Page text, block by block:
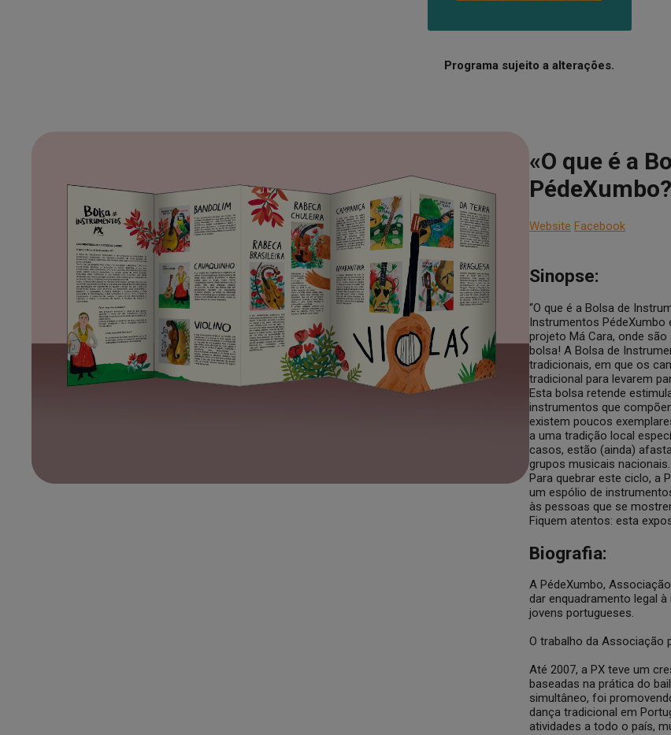
Programa sujeito a alterações.
«O que é a
Website Facebook
Sinopse:
“O que é a Bolsa de
Instrumentos
projeto Má Cara, onde
bolsa! A Bolsa de
tradicionais, em que os
tradicional para levarem
Esta bolsa retende
instrumentos que
existem poucos
a uma tradição local
casos, estão (ainda)
grupos musicais nacionais.
Para quebrar este ciclo, a
um espólio de
às pessoas que se
Fiquem atentos: esta
Biografia:
A PédeXumbo,
dar enquadramento legal
jovens portugueses.
O trabalho da Associação
Até 2007, a PX teve um
baseadas na prática do
simultâneo, foi
dança tradicional em
atividades a todo o país,